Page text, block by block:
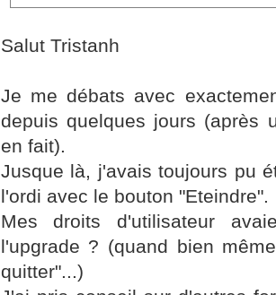
Salut Tristanh
Je me débats avec
depuis quelques jours (après
en fait).
Jusque là, j'avais toujours pu
l'ordi avec le bouton "Eteindre".
Mes droits d'utilisateur
l'upgrade ? (quand bien
quitter"...)